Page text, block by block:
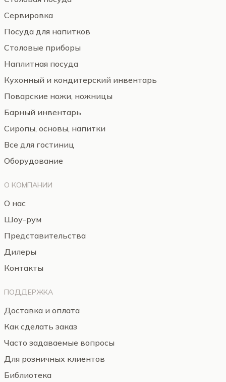
Сервировка
Посуда для напитков
Столовые приборы
Наплитная посуда
Кухонный и кондитерский инвентарь
Поварские ножи, ножницы
Барный инвентарь
Сиропы, основы, напитки
Все для гостиниц
Оборудование
О КОМПАНИИ
О нас
Шоу-рум
Представительства
Дилеры
Контакты
ПОДДЕРЖКА
Доставка и оплата
Как сделать заказ
Часто задаваемые вопросы
Для розничных клиентов
Библиотека